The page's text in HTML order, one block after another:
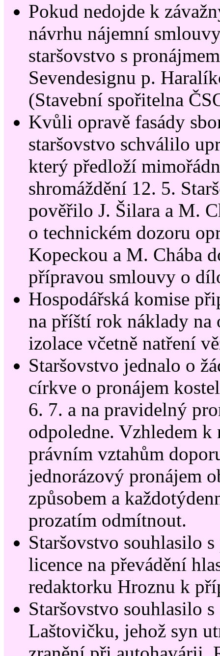
Pokud nedojde k
návrhu nájemní
staršovstvo s
Sevendesignu p.
(Stavební spořitelna
Kvůli opravě fasády
staršovstvo schválilo
který předloží
shromáždění 12. 5.
pověřilo J. Šilara a M.
o technickém dozoru
Kopeckou a M. Chába
přípravou smlouvy o
Hospodářská komise
na příští rok náklady na
izolace včetně natření
Staršovstvo jednalo o
církve o pronájem
6. 7. a na pravidelný
odpoledne. Vzhledem k
právním vztahům
jednorázový pronájem
způsobem a
prozatím odmítnout.
Staršovstvo souhlasilo
licence na převádění
redaktorku Hroznu k
Staršovstvo souhlasilo
Laštovičku, jehož syn